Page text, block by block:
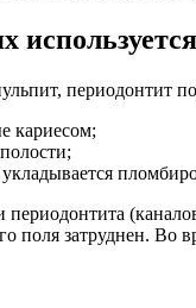
периодонтит
кариесом;
поля затруднен.